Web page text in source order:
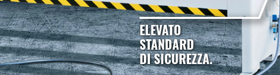
ELEVATO
STANDARD
DI SICUREZZA.